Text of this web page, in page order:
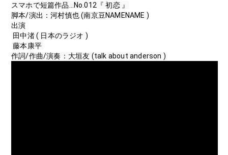
スマホで短篇作品…No.012『 初恋 』
脚本/演出：河村慎也 (南京豆NAMENAME )
出演
田中渚 ( 日本のラジオ )
藤本康平
作詞/作曲/演奏：大垣友 (talk about anderson )